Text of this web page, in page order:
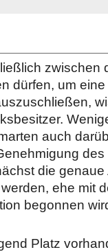
zwischen
dürfen, um
auch
die
ehe mit
begonnen
Platz